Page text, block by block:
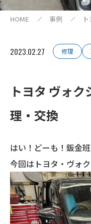
HOME 事例
2023.02.27 修理
トヨタ ヴォ
理・交換
はい！どーも！鈑金
今回はトヨタ・ヴォ